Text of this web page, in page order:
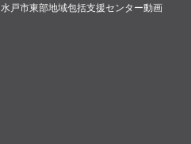
水戸市東部地域包括支援センター動画